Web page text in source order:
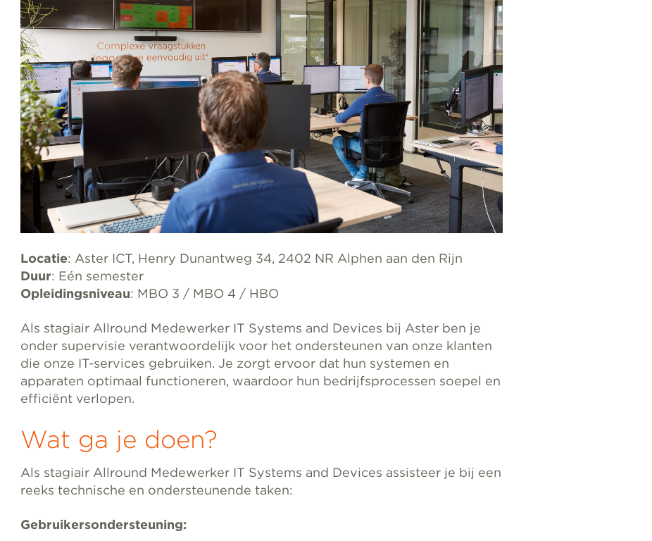
Locatie: Aster ICT, Henry Dunantweg 34, 2402 NR Alphen aan den Rijn
Duur: Eén semester
Opleidingsniveau: MBO 3 / MBO 4 / HBO
Als stagiair Allround Medewerker IT Systems and Devices bij Aster ben je
onder supervisie verantwoordelijk voor het ondersteunen van onze klanten
die onze IT-services gebruiken. Je zorgt ervoor dat hun systemen en
apparaten optimaal functioneren, waardoor hun bedrijfsprocessen soepel en
efficiënt verlopen.
Wat ga je doen?
Als stagiair Allround Medewerker IT Systems and Devices assisteer je bij een
reeks technische en ondersteunende taken:
Gebruikersondersteuning: